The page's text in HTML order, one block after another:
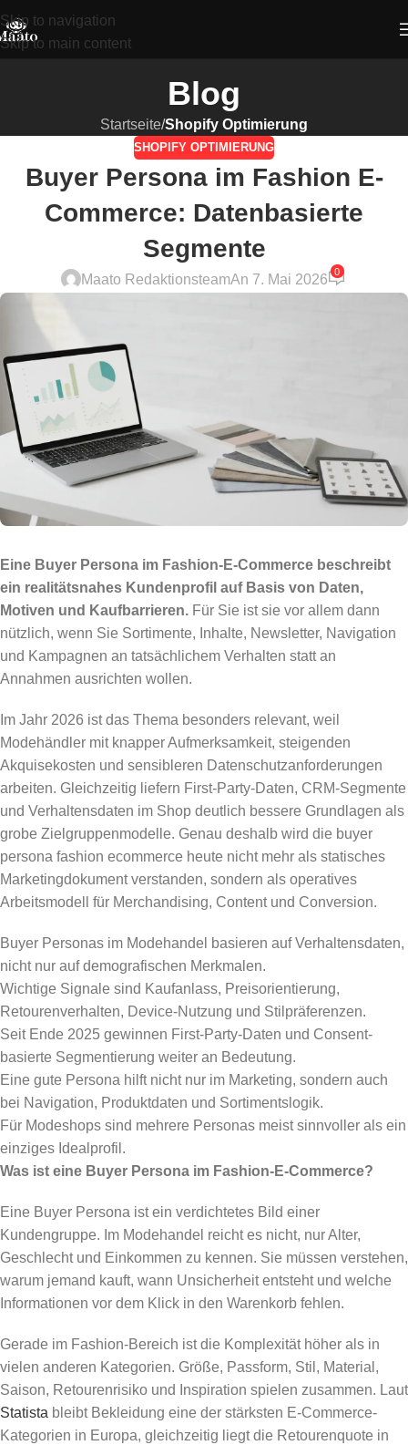
Skip to navigation
Skip to main content
Blog
Startseite/Shopify Optimierung
SHOPIFY OPTIMIERUNG
Buyer Persona im Fashion E-
Commerce: Datenbasierte
Segmente
Maato RedaktionsteamAn 7. Mai 2026
0
Eine Buyer Persona im Fashion-E-Commerce beschreibt
ein realitätsnahes Kundenprofil auf Basis von Daten,
Motiven und Kaufbarrieren. Für Sie ist sie vor allem dann
nützlich, wenn Sie Sortimente, Inhalte, Newsletter, Navigation
und Kampagnen an tatsächlichem Verhalten statt an
Annahmen ausrichten wollen.
Im Jahr 2026 ist das Thema besonders relevant, weil
Modehändler mit knapper Aufmerksamkeit, steigenden
Akquisekosten und sensibleren Datenschutzanforderungen
arbeiten. Gleichzeitig liefern First-Party-Daten, CRM-Segmente
und Verhaltensdaten im Shop deutlich bessere Grundlagen als
grobe Zielgruppenmodelle. Genau deshalb wird die buyer
persona fashion ecommerce heute nicht mehr als statisches
Marketingdokument verstanden, sondern als operatives
Arbeitsmodell für Merchandising, Content und Conversion.
Buyer Personas im Modehandel basieren auf Verhaltensdaten,
nicht nur auf demografischen Merkmalen.
Wichtige Signale sind Kaufanlass, Preisorientierung,
Retourenverhalten, Device-Nutzung und Stilpräferenzen.
Seit Ende 2025 gewinnen First-Party-Daten und Consent-
basierte Segmentierung weiter an Bedeutung.
Eine gute Persona hilft nicht nur im Marketing, sondern auch
bei Navigation, Produktdaten und Sortimentslogik.
Für Modeshops sind mehrere Personas meist sinnvoller als ein
einziges Idealprofil.
Was ist eine Buyer Persona im Fashion-E-Commerce?
Eine Buyer Persona ist ein verdichtetes Bild einer
Kundengruppe. Im Modehandel reicht es nicht, nur Alter,
Geschlecht und Einkommen zu kennen. Sie müssen verstehen,
warum jemand kauft, wann Unsicherheit entsteht und welche
Informationen vor dem Klick in den Warenkorb fehlen.
Gerade im Fashion-Bereich ist die Komplexität höher als in
vielen anderen Kategorien. Größe, Passform, Stil, Material,
Saison, Retourenrisiko und Inspiration spielen zusammen. Laut
Statista bleibt Bekleidung eine der stärksten E-Commerce-
Kategorien in Europa, gleichzeitig liegt die Retourenquote in